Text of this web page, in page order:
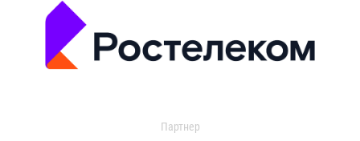
Партнер